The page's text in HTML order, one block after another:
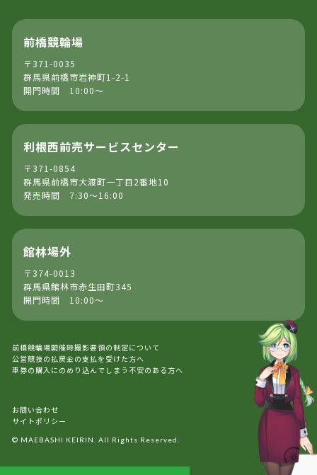
前橋競輪場
〒371-0035
群馬県前橋市岩神町1-2-1
開門時間 10:00～
利根西前売サービスセンター
〒371-0854
群馬県前橋市大渡町一丁目2番地10
発売時間 7:30～16:00
館林場外
〒374-0013
群馬県館林市赤生田町345
開門時間 10:00～
前橋競輪場開催時撮影要領の制定について
公営競技の払戻金の支払を受けた方へ
車券の購入にのめり込んでしまう不安のある方へ
お問い合わせ
サイトポリシー
© MAEBASHI KEIRIN. All Rights Reserved.